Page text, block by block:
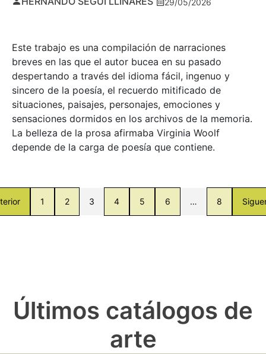
Este trabajo es una compilación de narraciones
breves en las que el autor bucea en su pasado
despertando a través del idioma fácil, ingenuo y
sincero de la poesía, el recuerdo mitificado de
situaciones, paisajes, personajes, emociones y
sensaciones dormidos en los archivos de la memoria.
La belleza de la prosa afirmaba Virginia Woolf
depende de la carga de poesía que contiene.
1 2 3 4 5 6 … 8
Últimos catálogos de
arte